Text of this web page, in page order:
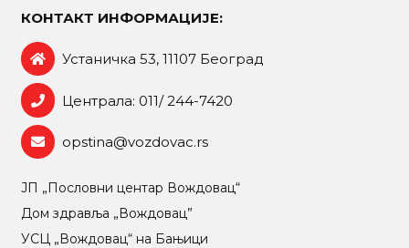
КОНТАКТ ИНФОРМАЦИЈЕ:
Устаничка 53, 11107 Београд
Централа: 011/ 244-7420
opstina@vozdovac.rs
ЈП „Пословни центар Вождовац“
Дом здравља „Вождовац”
УСЦ „Вождовац“ на Бањици